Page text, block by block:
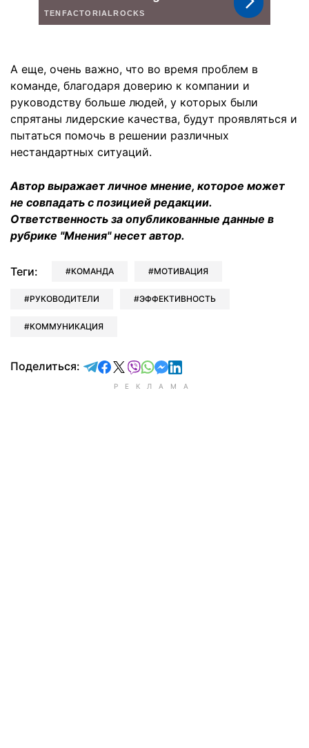
А еще, очень важно, что во время проблем в
команде, благодаря доверию к компании и
руководству больше людей, у которых были
спрятаны лидерские качества, будут проявляться и
пытаться помочь в решении различных
нестандартных ситуаций.
Автор выражает личное мнение, которое может
не совпадать с позицией редакции.
Ответственность за опубликованные данные в
рубрике "Мнения" несет автор.
Теги: КОМАНДА МОТИВАЦИЯ
РУКОВОДИТЕЛИ ЭФФЕКТИВНОСТЬ
КОММУНИКАЦИЯ
Поделиться: отправить в Telegram
поделиться в Facebook
поделиться в X
отправить в Viber
отправить в Whatsapp
отправить в Messenger
отправить в LinkedIn